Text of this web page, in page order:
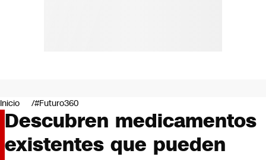
Negocios
Deportes
Programas completos
Cultura
Servicios
Inicio #Futuro360
Descubren medicamentos
existentes que pueden